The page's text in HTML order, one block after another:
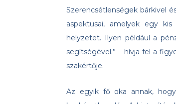
Szerencsétlenségek bárkivel
aspektusai, amelyek egy
helyzetet. Ilyen például a
segítségével.” – hívja fel a
szakértője.
Az egyik fő oka annak,